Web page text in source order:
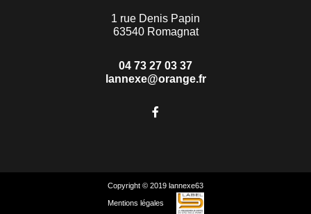
1 rue Denis Papin
63540 Romagnat
04 73 27 03 37
lannexe@orange.fr
Copyright © 2019 lannexe63
Mentions légales